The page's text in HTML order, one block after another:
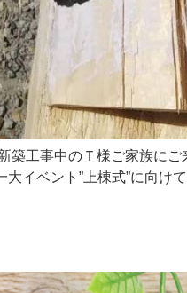
築工事中のＴ様ご家族に
イベント”上棟式”に向け